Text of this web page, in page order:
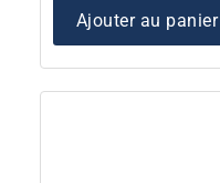
Ajouter au panier